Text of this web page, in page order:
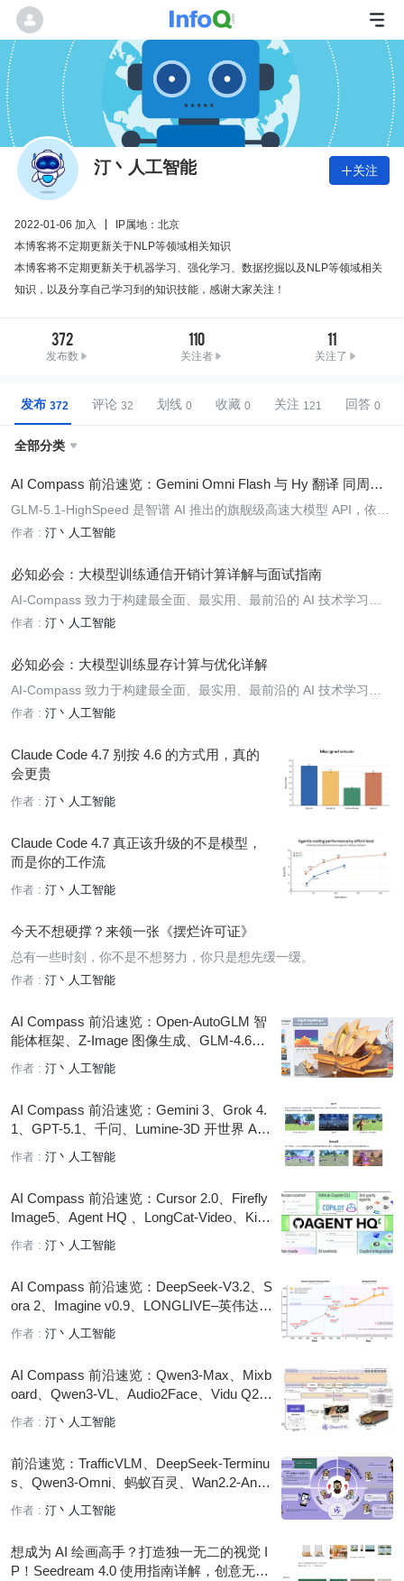
汀丶人工智能 关注
2022-01-06 加入
IP属地：北京
本博客将不定期更新关于NLP等领域相关知识
本博客将不定期更新关于机器学习、强化学习、数据挖掘以及NLP等领域相关
知识，以及分享自己学习到的知识技能，感谢大家关注！
372
发布数
110
关注者
11
关注了
发布 评论 划线 收藏 关注 回答
全部分类 
AI Compass 前沿速览：Gemini Omni Flash 与 Hy 翻译 同周登
场，Gemini Spark、Violin、LongCat-Video-Avatar 1.5 与 GLM-
5.1-highspeed 推动 AI 智能体与开源生态再升级
GLM-5.1-HighSpeed 是智谱 AI 推出的旗舰级高速大模型 API，依托
TileRT 高性能推理引擎实现 400 tokens/s 的输出速度，在完整保留
出，目前仅对 BigModel 开放平台部分企业客户定向开放，可满足低
延迟场景需求。
作者 : 汀丶人工智能
必知必会：大模型训练通信开销计算详解与面试指南
AI-Compass 致力于构建最全面、最实用、最前沿的 AI 技术学习和实
践生态，通过六大核心模块的系统化组织，为不同层次的学习者和开
作者 : 汀丶人工智能
必知必会：大模型训练显存计算与优化详解
AI-Compass 致力于构建最全面、最实用、最前沿的 AI 技术学习和实
践生态，通过六大核心模块的系统化组织，为不同层次的学习者和开
作者 : 汀丶人工智能
Claude Code 4.7 别按 4.6 的方式用，真的
会更贵
作者 : 汀丶人工智能
Claude Code 4.7 真正该升级的不是模型，
而是你的工作流
作者 : 汀丶人工智能
今天不想硬撑？来领一张《摆烂许可证》
总有一些时刻，你不是不想努力，你只是想先缓一缓。
作者 : 汀丶人工智能
AI Compass 前沿速览：Open-AutoGLM 智
能体框架、Z-Image 图像生成、GLM-4.6V
多模态理解与可灵 2.6 音画同步技术
作者 : 汀丶人工智能
AI Compass 前沿速览：Gemini 3、Grok 4.
1、GPT-5.1、千问、Lumine-3D 开世界 AI
智能体
作者 : 汀丶人工智能
AI Compass 前沿速览：Cursor 2.0、Firefly
Image5、Agent HQ 、LongCat-Video、Kimi
-k2 Thinking
作者 : 汀丶人工智能
AI Compass 前沿速览：DeepSeek-V3.2、S
ora 2、Imagine v0.9、LONGLIVE–英伟达、
xLLM、OpenAgents
作者 : 汀丶人工智能
AI Compass 前沿速览：Qwen3-Max、Mixb
oard、Qwen3-VL、Audio2Face、Vidu Q2 A
I 视频生成模型、Qwen3-LiveTranslate- 全
模态同传大模型
作者 : 汀丶人工智能
前沿速览：TrafficVLM、DeepSeek-Terminu
s、Qwen3-Omni、蚂蚁百灵、Wan2.2-Anim
ate、Qianfan-VL
作者 : 汀丶人工智能
想成为 AI 绘画高手？打造独一无二的视觉 I
P！Seedream 4.0 使用指南详解，创意无